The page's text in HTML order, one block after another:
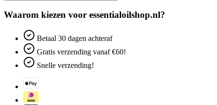
Waarom kiezen voor essentialoilshop.nl?
Betaal 30 dagen achteraf
Gratis verzending vanaf €60!
Snelle verzending!